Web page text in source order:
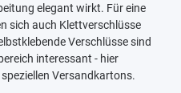
elegant wirkt. Für eine
sich auch Klettverschlüsse
Verschlüsse sind
interessant - hier
Versandkartons.